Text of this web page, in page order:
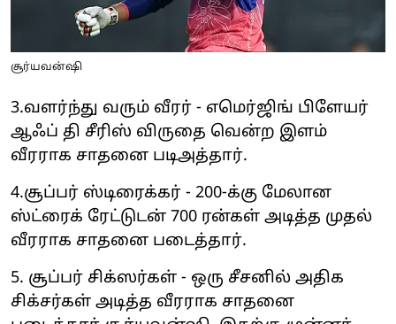
சூர்யவன்ஷி
3.வளர்ந்து வரும் வீரர் - எமெர்ஜிங் பிளேயர்
ஆஃப் தி சீரிஸ் விருதை வென்ற இளம்
வீரராக சாதனை படிஅத்தார்.
4.சூப்பர் ஸ்டிரைக்கர் - 200-க்கு மேலான
ஸ்ட்ரைக் ரேட்டுடன் 700 ரன்கள் அடித்த முதல்
வீரராக சாதனை படைத்தார்.
5. சூப்பர் சிக்ஸர்கள் - ஒரு சீசனில் அதிக
சிக்சர்கள் அடித்த வீரராக சாதனை